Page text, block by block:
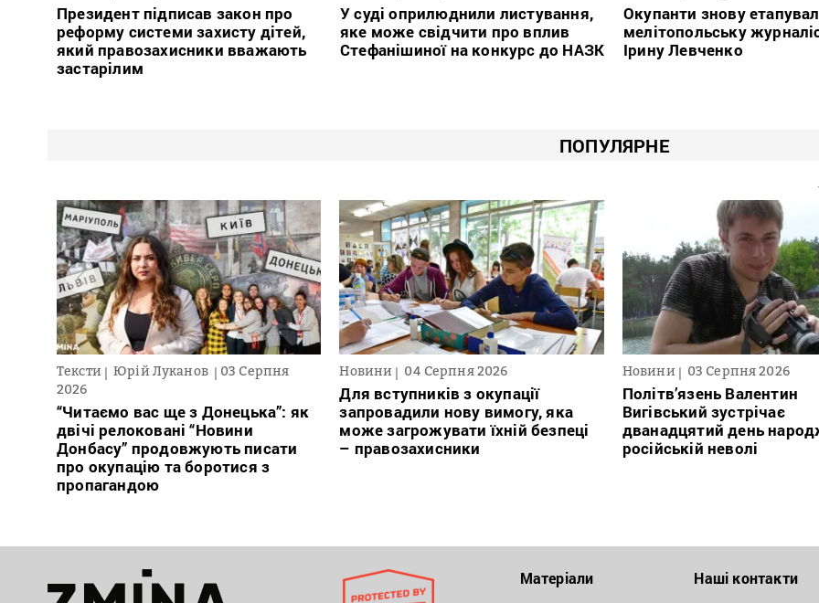
Президент підписав закон про
реформу системи захисту дітей,
який правозахисники вважають
застарілим
У суді оприлюднили листування,
яке може свідчити про вплив
Стефанішиної на конкурс до НАЗК
Окупанти знову
мелітопольську
Ірину Левченко
ПОПУЛЯРНЕ
Тексти Юрій Луканов
03 Серпня
2026
“Читаємо вас ще з Донецька”: як
двічі релоковані “Новини
Донбасу” продовжують писати
про окупацію та боротися з
пропагандою
Новини 04 Серпня 2026
Для вступників з окупації
запровадили нову вимогу, яка
може загрожувати їхній безпеці
– правозахисники
Новини 03 Серпня 2026
Політв’язень Валентин
Вигівський зустрічає
дванадцятий день
російській неволі
Матеріали Наші контакти